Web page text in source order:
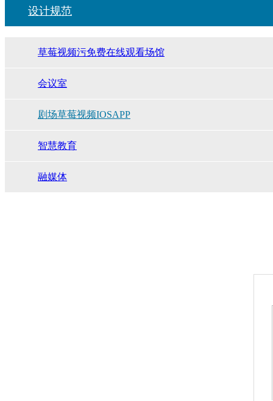
设计规范
草莓视频污免费在线观看场馆
会议室
剧场草莓视频IOSAPP
智慧教育
融媒体